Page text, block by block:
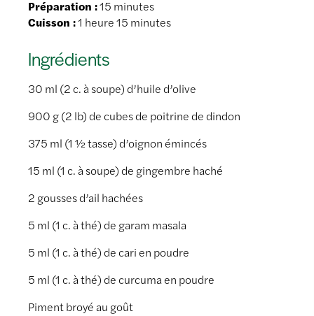
Préparation :15 minutes
Cuisson :1 heure 15 minutes
Ingrédients
30 ml (2 c. à soupe) d’huile d’olive
900 g (2 lb) de cubes de poitrine de dindon
375 ml (1 ½ tasse) d’oignon émincés
15 ml (1 c. à soupe) de gingembre haché
2 gousses d’ail hachées
5 ml (1 c. à thé) de garam masala
5 ml (1 c. à thé) de cari en poudre
5 ml (1 c. à thé) de curcuma en poudre
Piment broyé au goût